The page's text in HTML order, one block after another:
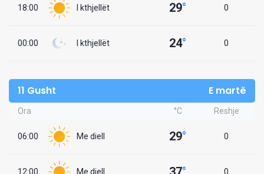
18:00 I kthjellët 29° 0
00:00 I kthjellët 24° 0
11 Gusht E martë
Ora °C Reshje
06:00 Me diell 29° 0
12:00 Me diell 0